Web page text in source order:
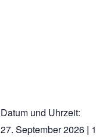
Datum und Uhrzeit:
27. September 2026 |